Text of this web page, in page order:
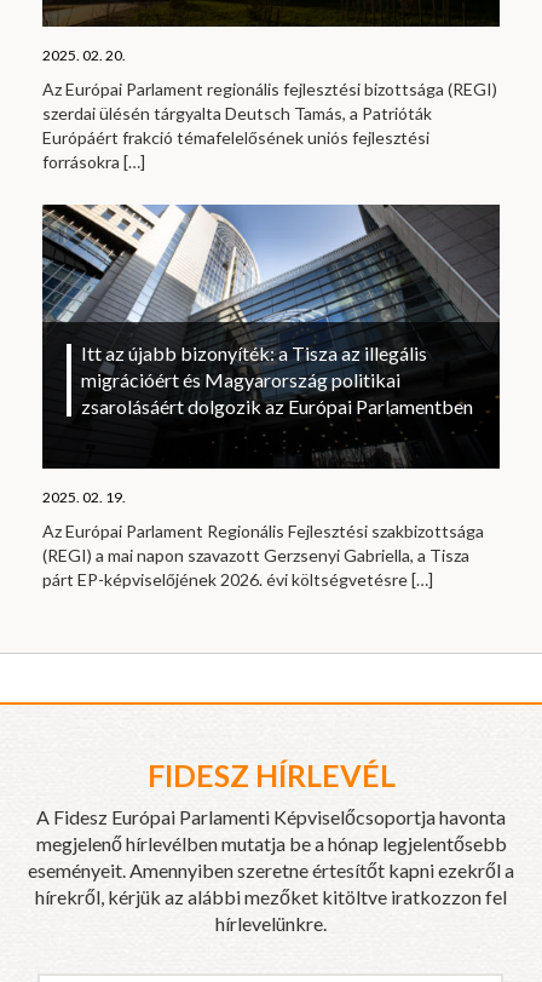
2025. 02. 20.
Az Európai Parlament regionális fejlesztési bizottsága (REGI)
szerdai ülésén tárgyalta Deutsch Tamás, a Patrióták
Európáért frakció témafelelősének uniós fejlesztési
forrásokra […]
Itt az újabb bizonyíték: a Tisza az illegális
migrációért és Magyarország politikai
zsarolásáért dolgozik az Európai Parlamentben
2025. 02. 19.
Az Európai Parlament Regionális Fejlesztési szakbizottsága
(REGI) a mai napon szavazott Gerzsenyi Gabriella, a Tisza
párt EP-képviselőjének 2026. évi költségvetésre[…]
FIDESZ HÍRLEVÉL
A Fidesz Európai Parlamenti Képviselőcsoportja havonta
megjelenő hírlevélben mutatja be a hónap legjelentősebb
eseményeit. Amennyiben szeretne értesítőt kapni ezekről a
hírekről, kérjük az alábbi mezőket kitöltve iratkozzon fel
hírlevelünkre.